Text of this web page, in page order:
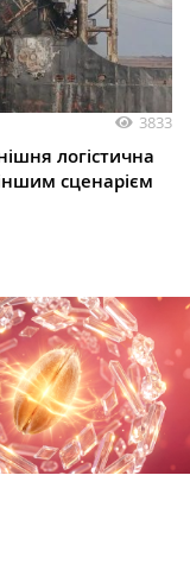
3833
логістична
сценарієм